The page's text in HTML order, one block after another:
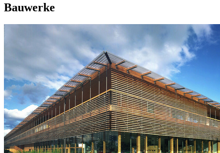
Bauwerke